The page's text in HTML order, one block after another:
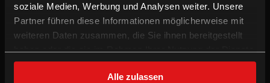
soziale Medien, Werbung und Analysen weiter. Unsere
Partner führen diese Informationen möglicherweise mit
weiteren Daten zusammen, die Sie ihnen bereitgestellt
haben oder die sie im Rahmen Ihrer Nutzung der Dienste
gesammelt haben.
Alle zulassen
INFORMATION
Technologien
Gutschein-Info
FOLGE UNS
Facebook
Instagram